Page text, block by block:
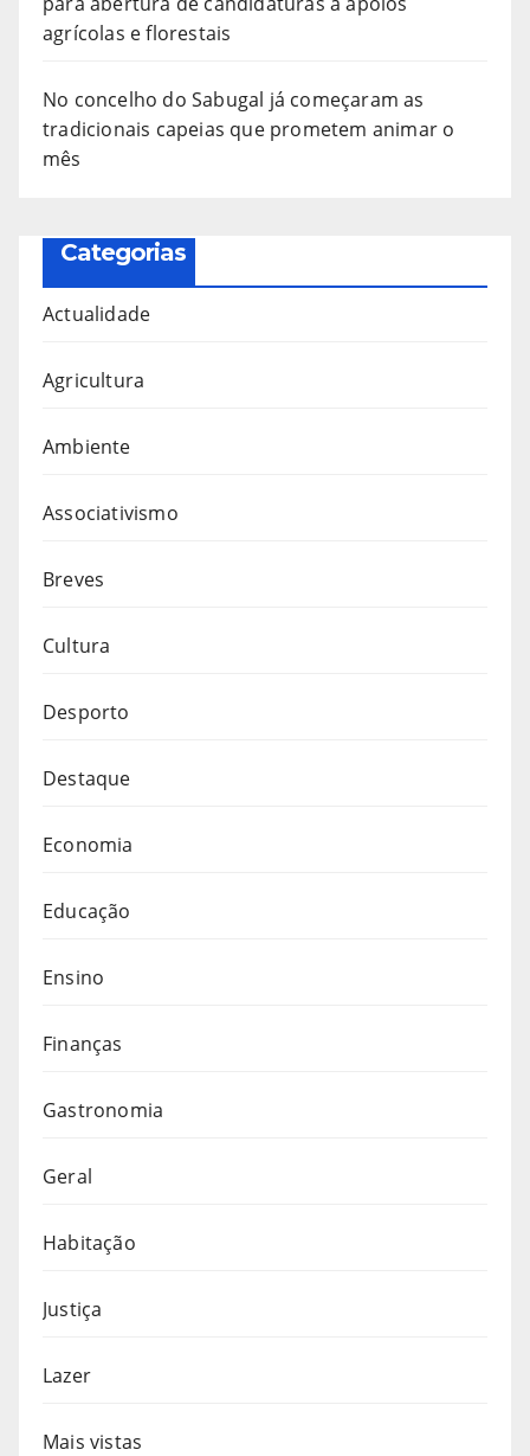
agrícolas e florestais
No concelho do Sabugal já começaram as
tradicionais capeias que prometem animar o
mês
Categorias
Actualidade
Agricultura
Ambiente
Associativismo
Breves
Cultura
Desporto
Destaque
Economia
Educação
Ensino
Finanças
Gastronomia
Geral
Habitação
Justiça
Lazer
Mais vistas